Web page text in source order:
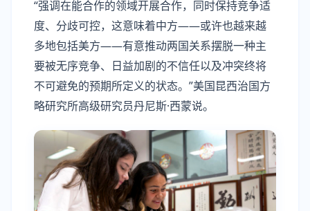
“强调在能合作的领域开展合作，同时保持竞争适
度、分歧可控，这意味着中方——或许也越来越
多地包括美方——有意推动两国关系摆脱一种主
要被无序竞争、日益加剧的不信任以及冲突终将
不可避免的预期所定义的状态。”美国昆西治国方
略研究所高级研究员丹尼斯·西蒙说。